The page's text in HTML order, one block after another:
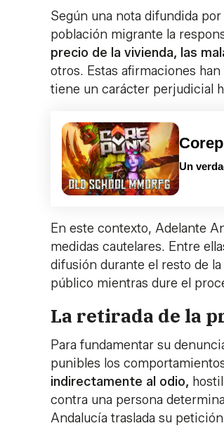
Según una nota difundida
población migrante la
precio de la vivienda, las
otros. Estas afirmaciones
tiene un carácter perjudicial
Un
En este contexto, Adelante
medidas cautelares. Entre
difusión durante el resto de
público mientras dure el
La retirada de la
Para fundamentar su
punibles los
indirectamente al odio,
contra una persona
Andalucía traslada su